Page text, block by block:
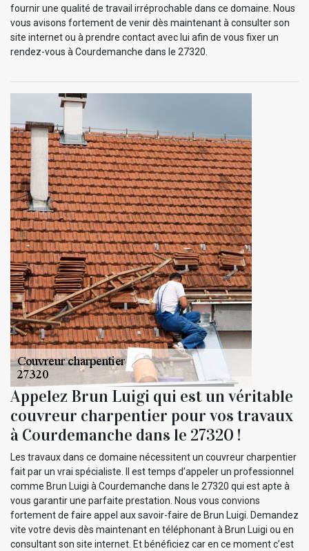
fournir une qualité de travail irréprochable dans ce domaine. Nous
vous avisons fortement de venir dès maintenant à consulter son
site internet ou à prendre contact avec lui afin de vous fixer un
rendez-vous à Courdemanche dans le 27320.
Appelez Brun Luigi qui est un véritable
couvreur charpentier pour vos travaux
à Courdemanche dans le 27320 !
Les travaux dans ce domaine nécessitent un couvreur charpentier
fait par un vrai spécialiste. Il est temps d’appeler un professionnel
comme Brun Luigi à Courdemanche dans le 27320 qui est apte à
vous garantir une parfaite prestation. Nous vous convions
fortement de faire appel aux savoir-faire de Brun Luigi. Demandez
vite votre devis dès maintenant en téléphonant à Brun Luigi ou en
consultant son site internet. Et bénéficiez car en ce moment c’est